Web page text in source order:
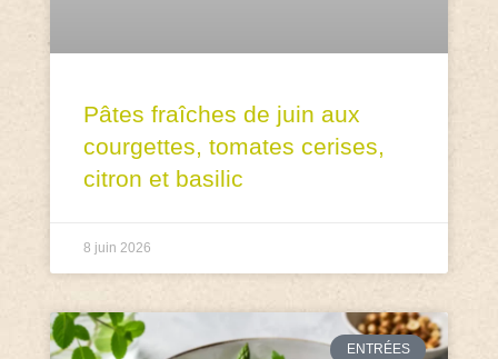
Pâtes fraîches de juin aux
courgettes, tomates cerises,
citron et basilic
8 juin 2026
ENTRÉES